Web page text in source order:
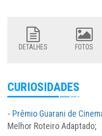
DETALHES FOTOS
CURIOSIDADES
- Prêmio Guarani de
Melhor Roteiro Adaptado;